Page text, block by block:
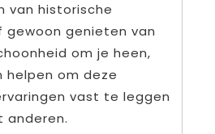
van historische
gewoon genieten van
om je heen,
helpen om deze
vast te leggen
anderen.